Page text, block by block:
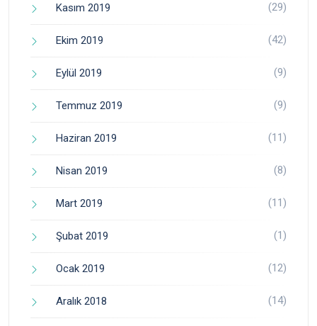
Kasım 2019 (29)
Ekim 2019 (42)
Eylül 2019 (9)
Temmuz 2019 (9)
Haziran 2019 (11)
Nisan 2019 (8)
Mart 2019 (11)
Şubat 2019 (1)
Ocak 2019 (12)
Aralık 2018 (14)